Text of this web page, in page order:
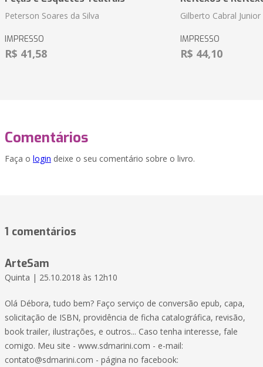
Peterson Soares da Silva
IMPRESSO
R$ 41,58
Gilberto Cabral Junior
IMPRESSO
R$ 44,10
Comentários
Faça o login deixe o seu comentário sobre o livro.
1 comentários
ArteSam
Quinta | 25.10.2018 às 12h10
Olá Débora, tudo bem? Faço serviço de conversão epub, capa,
solicitação de ISBN, providência de ficha catalográfica, revisão,
book trailer, ilustrações, e outros... Caso tenha interesse, fale
comigo. Meu site - www.sdmarini.com - e-mail:
contato@sdmarini.com - página no facebook: